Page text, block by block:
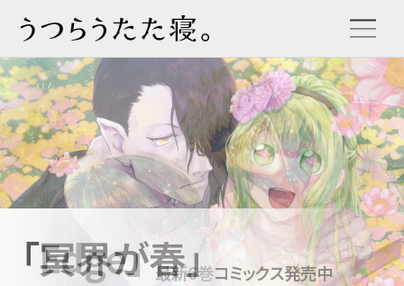
「Edge」 連載中
「冥界が春」 コミックス発売中
「Edge」 最新6巻